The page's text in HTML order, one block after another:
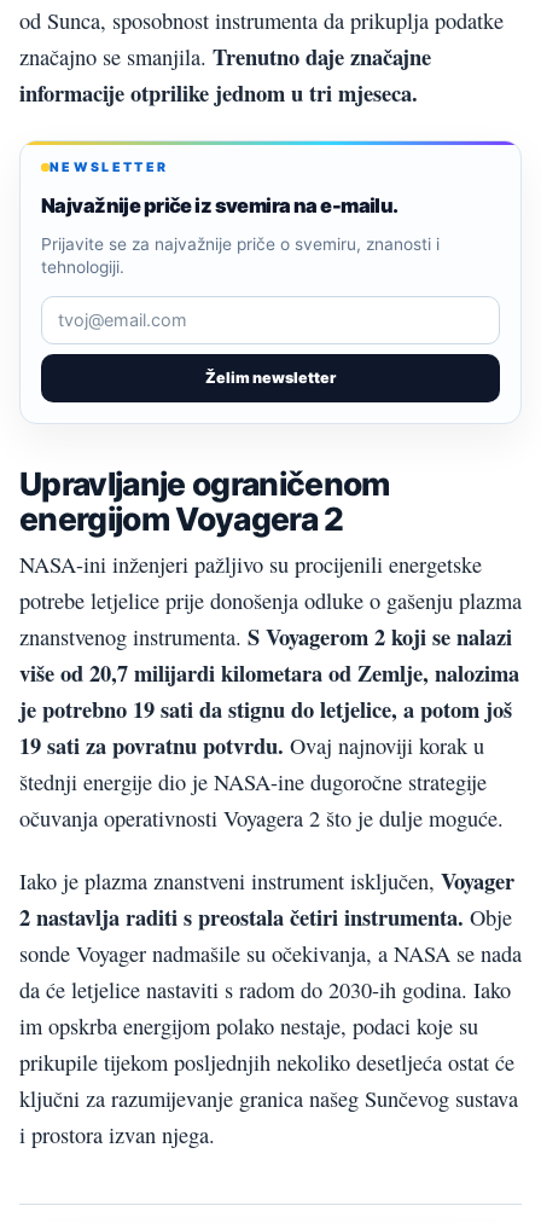
od Sunca, sposobnost instrumenta da prikuplja podatke
značajno se smanjila. Trenutno daje značajne
informacije otprilike jednom u tri mjeseca.
NEWSLETTER
Najvažnije priče iz svemira na e-mailu.
Želim newsletter
Prijavite se za najvažnije priče o svemiru, znanosti i
tehnologiji.
Upravljanje ograničenom
energijom Voyagera 2
NASA-ini inženjeri pažljivo su procijenili energetske
potrebe letjelice prije donošenja odluke o gašenju plazma
znanstvenog instrumenta. S Voyagerom 2 koji se nalazi
više od 20,7 milijardi kilometara od Zemlje, nalozima
je potrebno 19 sati da stignu do letjelice, a potom još
19 sati za povratnu potvrdu. Ovaj najnoviji korak u
štednji energije dio je NASA-ine dugoročne strategije
očuvanja operativnosti Voyagera 2 što je dulje moguće.
Iako je plazma znanstveni instrument isključen, Voyager
2 nastavlja raditi s preostala četiri instrumenta. Obje
sonde Voyager nadmašile su očekivanja, a NASA se nada
da će letjelice nastaviti s radom do 2030-ih godina. Iako
im opskrba energijom polako nestaje, podaci koje su
prikupile tijekom posljednjih nekoliko desetljeća ostat će
ključni za razumijevanje granica našeg Sunčevog sustava
i prostora izvan njega.